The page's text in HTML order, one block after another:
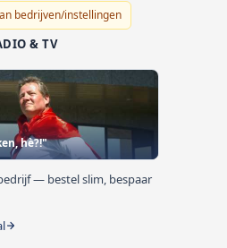
bedrijven/instellingen
& TV
hè?!"
— bestel slim, bespaar